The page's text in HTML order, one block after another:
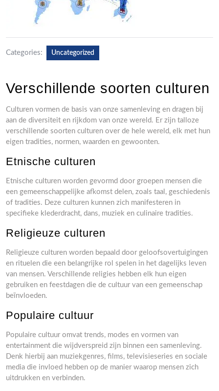
Categories: Uncategorized
Verschillende soorten culturen
Culturen vormen de basis van onze samenleving en dragen bij
aan de diversiteit en rijkdom van onze wereld. Er zijn talloze
verschillende soorten culturen over de hele wereld, elk met hun
eigen tradities, normen, waarden en gewoonten.
Etnische culturen
Etnische culturen worden gevormd door groepen mensen die
een gemeenschappelijke afkomst delen, zoals taal, geschiedenis
of tradities. Deze culturen kunnen zich manifesteren in
specifieke klederdracht, dans, muziek en culinaire tradities.
Religieuze culturen
Religieuze culturen worden bepaald door geloofsovertuigingen
en rituelen die een belangrijke rol spelen in het dagelijks leven
van mensen. Verschillende religies hebben elk hun eigen
gebruiken en feestdagen die de cultuur van een gemeenschap
beïnvloeden.
Populaire cultuur
Populaire cultuur omvat trends, modes en vormen van
entertainment die wijdverspreid zijn binnen een samenleving.
Denk hierbij aan muziekgenres, films, televisieseries en sociale
media die invloed hebben op de manier waarop mensen zich
uitdrukken en verbinden.